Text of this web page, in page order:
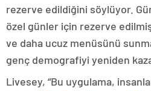
rezerve edildiğini söylüyor.
özel günler için rezerve
ve daha ucuz menüsünü
genç demografiyi yeniden
Livesey, “Bu uygulama,